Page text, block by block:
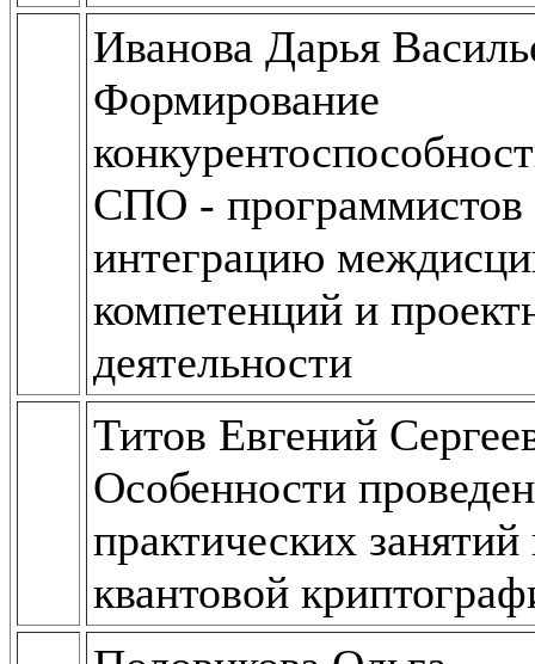
Иванова Дарья
Формирование
СПО - программистов
интеграцию
компетенций и
деятельности
Титов Евгений
Особенности
практических
квантовой